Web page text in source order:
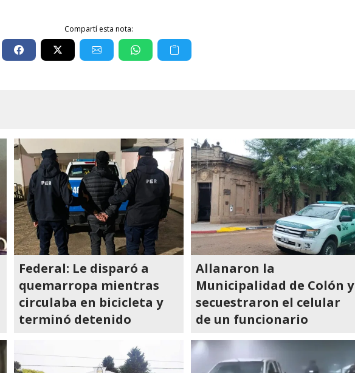
Compartí esta nota:
Federal: Le disparó a
quemarropa mientras
circulaba en bicicleta y
terminó detenido
Allanaron la
Municipalidad de Colón y
secuestraron el celular
de un funcionario